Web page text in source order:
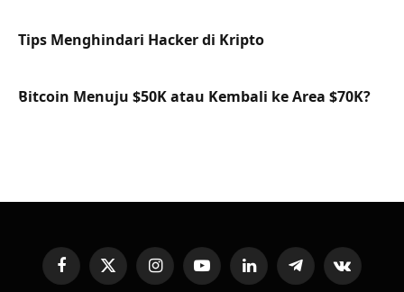
Tips Menghindari Hacker di Kripto
Bitcoin Menuju $50K atau Kembali ke Area $70K?
FacebookX
InstagramYouTubeLinkedInTelegramVKontakte